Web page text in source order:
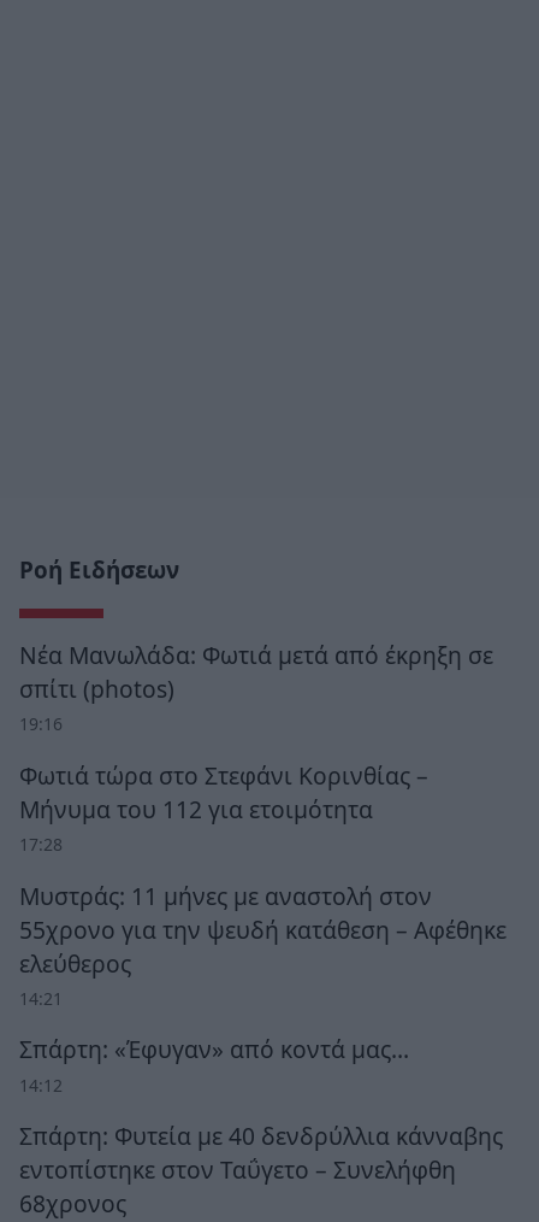
Ροή Ειδήσεων
Νέα Μανωλάδα: Φωτιά μετά από έκρηξη σε
σπίτι (photos)
19:16
Φωτιά τώρα στο Στεφάνι Κορινθίας –
Μήνυμα του 112 για ετοιμότητα
17:28
Μυστράς: 11 μήνες με αναστολή στον
55χρονο για την ψευδή κατάθεση – Αφέθηκε
ελεύθερος
14:21
Σπάρτη: «Έφυγαν» από κοντά μας…
14:12
Σπάρτη: Φυτεία με 40 δενδρύλλια κάνναβης
εντοπίστηκε στον Ταΰγετο – Συνελήφθη
68χρονος